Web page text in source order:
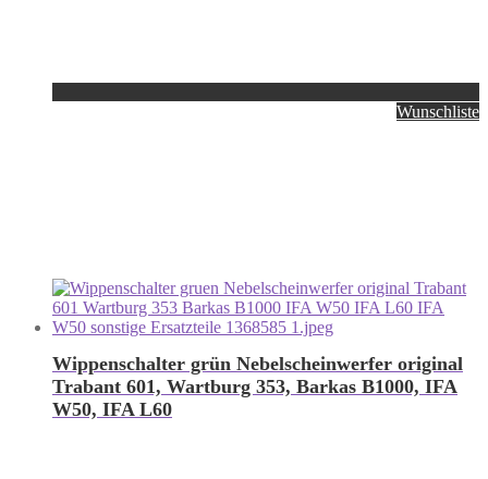
Wunschliste
Wippenschalter grün Nebelscheinwerfer original
Trabant 601, Wartburg 353, Barkas B1000, IFA
W50, IFA L60